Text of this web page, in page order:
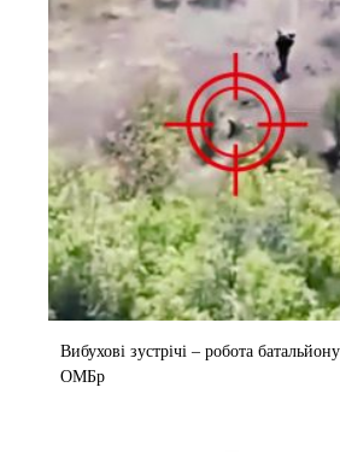
Вибухові зустрічі – робота
ОМБр